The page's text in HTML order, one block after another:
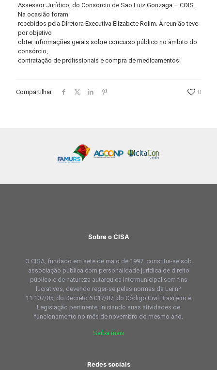
Assessor Jurídico, do Consorcio de Sao Luiz Gonzaga – COIS.
Na ocasião foram
recebidos pela Diretora Executiva Elizabete Rolim. A reunião teve
por objetivo
obter informações gerais sobre concurso público no âmbito do
consórcio,
contratação de profissionais e compra de medicamentos.
Compartilhar 0
Sobre o CISA
O CISA, fundado em sete de maio de 1997, constitui-se sob
associação pública com personalidade juridica de direito
público e de natureza autarquica intermunicipal sem fins
lucrativos, devendo reger-se pelas normas da Lei nº
11.107/05, do Decreto 6.017/07, do Código Civil Brasileiro e
Legislação pertinente, iniciando suas atividades de
funcionamento no mês de novembro do mesmo ano.
Saiba mais
Redes sociais